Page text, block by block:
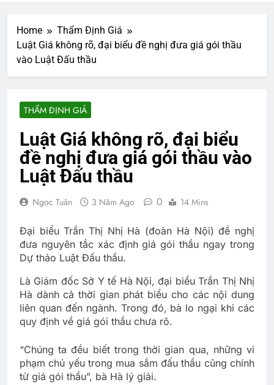
Home
Thẩm Định Giá
Luật Giá không rõ, đại biểu đề nghị đưa giá gói thầu
vào Luật Đấu thầu
THẨM ĐỊNH GIÁ
Luật Giá không rõ, đại biểu
đề nghị đưa giá gói thầu vào
Luật Đấu thầu
Ngọc Tuân 3 Năm Ago 0 14 Mins
Đại biểu Trần Thị Nhị Hà (đoàn Hà Nội) đề nghị
đưa nguyên tắc xác định giá gói thầu ngay trong
Dự thảo Luật Đấu thầu.
Là Giám đốc Sở Y tế Hà Nội, đại biểu Trần Thị Nhị
Hà dành cả thời gian phát biểu cho các nội dung
liên quan đến ngành. Trong đó, bà lo ngại khi các
quy định về giá gói thầu chưa rõ.
“Chúng ta đều biết trong thời gian qua, những vi
phạm chủ yếu trong mua sắm đấu thầu cũng chính
từ giá gói thầu”, bà Hà lý giải.